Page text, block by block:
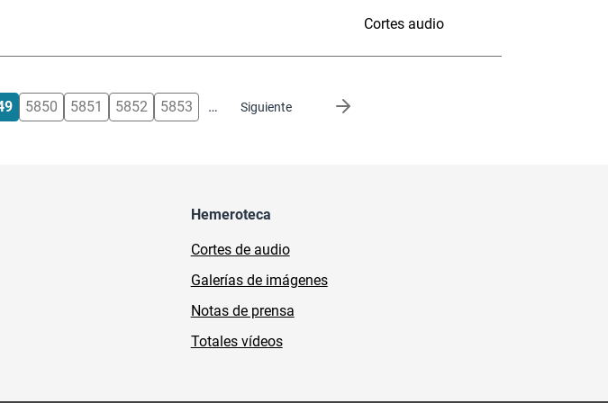
Cortes audio
5850 5851 5852 5853 … Siguiente
Siguiente página
Hemeroteca
Cortes de audio
Galerías de imágenes
Notas de prensa
Totales vídeos